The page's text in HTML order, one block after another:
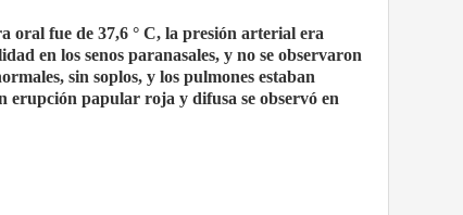
oral fue de 37,6 ° C, la presión arterial era
en los senos paranasales, y no se observaron
sin soplos, y los pulmones estaban
erupción papular roja y difusa se observó en